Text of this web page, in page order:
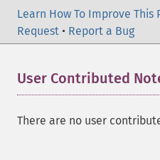
Learn How To Improve This
Request • Report a Bug
User Contributed
There are no user